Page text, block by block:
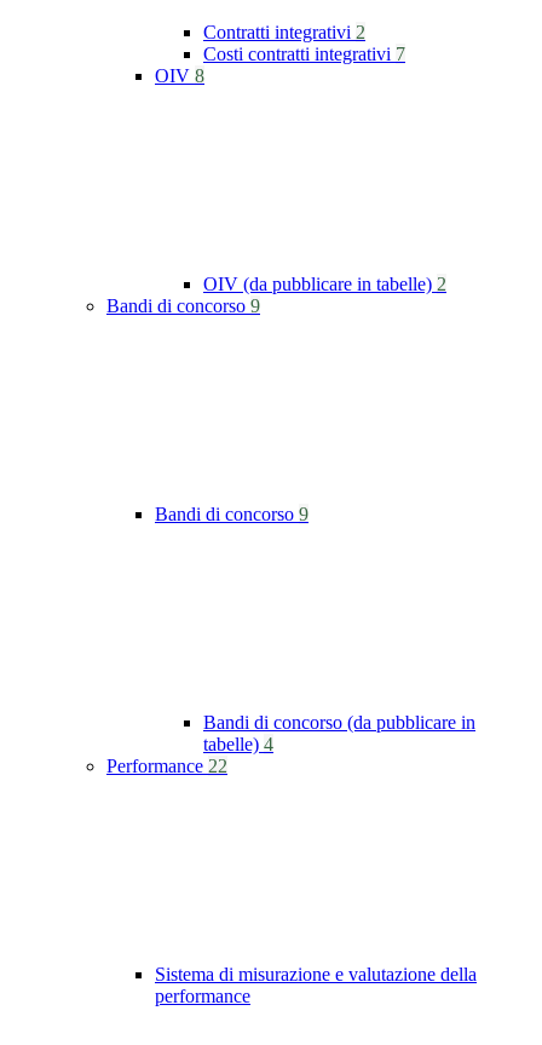
Contratti integrativi 2
Costi contratti integrativi 7
OIV 8
OIV (da pubblicare in tabelle) 2
Bandi di concorso 9
Bandi di concorso 9
Bandi di concorso (da pubblicare in
tabelle) 4
Performance 22
Sistema di misurazione e valutazione della
performance